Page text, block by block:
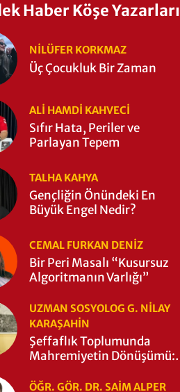
Haber Köşe Yazarları
NILÜFER KORKMAZ
Üç Çocukluk Bir Zaman
ALI HAMDI KAHVECİ
Sıfır Hata, Periler ve
Parlayan Tepem
TALHA KAHYA
Gençliğin Önündeki En
Büyük Engel Nedir?
CEMAL FURKAN DENİZ
Bir Peri Masalı “Kusursuz
Algoritmanın Varlığı”
UZMAN SOSYOLOG G. NILAY
KARAŞAHİN
Şeffaflık Toplumunda
Mahremiyetin Dönüşümü:
Zaman Yıkıldı?
ÖĞR. GÖR. DR. SAIM ALPER